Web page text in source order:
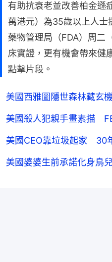
有助抗衰老並改善柏金遜
萬港元）為35歲以上人士
藥物管理局（FDA）周二
床實證，更有機會帶來健
點擊片段。
美國西雅圖隱世森林藏玄
美國殺人犯親手畫素描
美國CEO靠垃圾起家 30
美國婆婆生前承諾化身鳥